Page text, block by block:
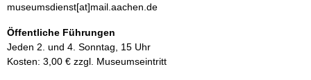
museumsdienst[at]mail.aachen.de
Öffentliche Führungen
Jeden 2. und 4. Sonntag, 15 Uhr
Kosten: 3,00 € zzgl. Museumseintritt